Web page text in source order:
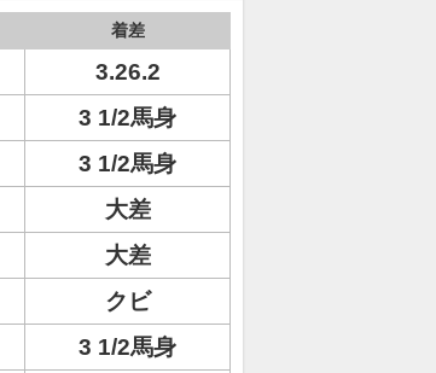
着差
3.26.2
3 1/2馬身
3 1/2馬身
大差
大差
クビ
3 1/2馬身